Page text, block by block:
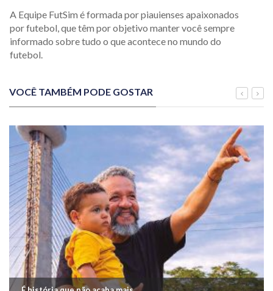
A Equipe FutSim é formada por piauienses apaixonados
por futebol, que têm por objetivo manter você sempre
informado sobre tudo o que acontece no mundo do
futebol.
VOCÊ TAMBÉM PODE GOSTAR